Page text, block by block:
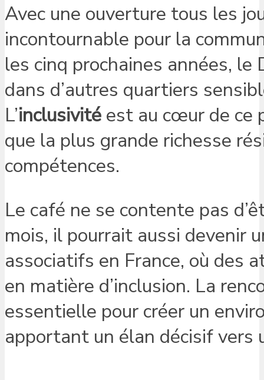
Avec une ouverture tous les
incontournable pour la
les cinq prochaines années,
dans d’autres quartiers
L’inclusivité est au cœur de ce
que la plus grande richesse
compétences.
Le café ne se contente pas
mois, il pourrait aussi devenir
associatifs en France, où des
en matière d’inclusion. La
essentielle pour créer un
apportant un élan décisif vers